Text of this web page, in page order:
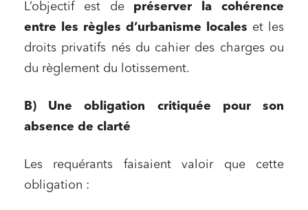
L’objectif est de préserver la cohérence
entre les règles d’urbanisme locales et les
droits privatifs nés du cahier des charges ou
du règlement du lotissement.
B) Une obligation critiquée pour son
absence de clarté
Les requérants faisaient valoir que cette
obligation :